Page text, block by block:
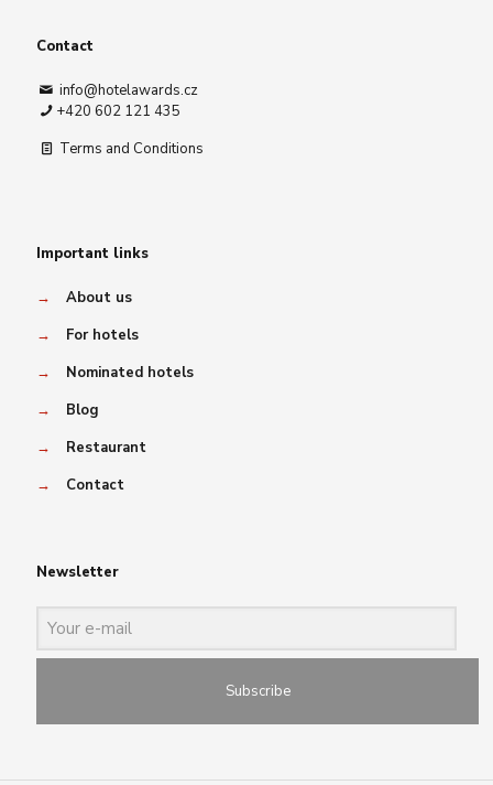
Contact
info@hotelawards.cz
+420 602 121 435
Terms and Conditions
Important links
→
About us
→
For hotels
→
Nominated hotels
→
Blog
→
Restaurant
→
Contact
Newsletter
Subscribe